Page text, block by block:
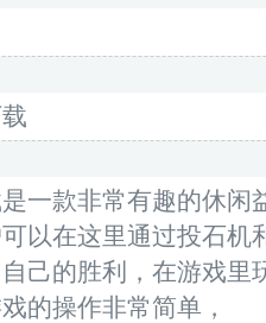
一款非常有趣的休闲
以在这里通过投石机
己的胜利，在游戏里
的操作非常简单，